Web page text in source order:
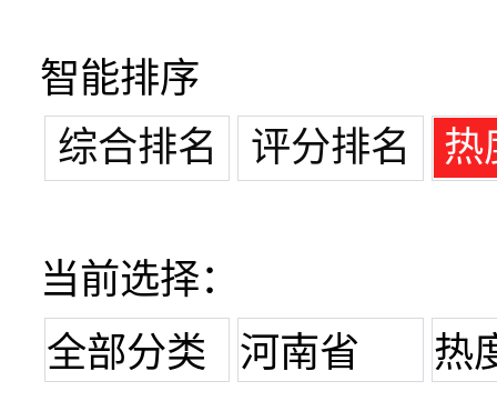
智能排序
综合排名
评分排名 热
当前选择：
全部分类
河南省 热